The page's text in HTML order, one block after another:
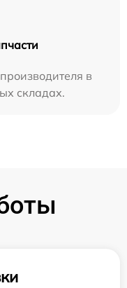
в
складах.